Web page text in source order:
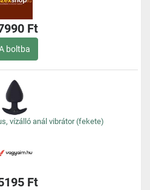
Ft
boltba
vízálló anál vibrátor (fekete)
Ft